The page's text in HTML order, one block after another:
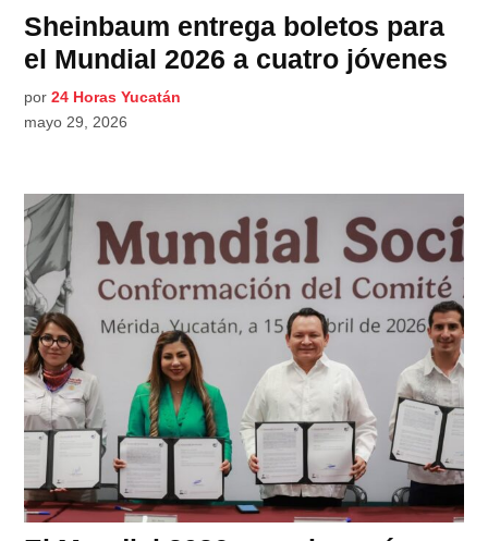
Sheinbaum entrega boletos para
el Mundial 2026 a cuatro jóvenes
por 24 Horas Yucatán
mayo 29, 2026